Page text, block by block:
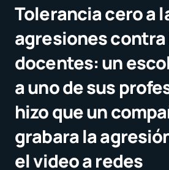
Tolerancia cero a
agresiones
docentes: un
a uno de sus
hizo que un
grabara la
el video a redes